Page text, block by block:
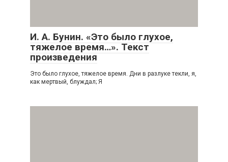
И. А. Бунин. «Это было глухое,
тяжелое время…». Текст
произведения
Это было глухое, тяжелое время. Дни в разлуке текли, я,
как мертвый, блуждал; Я